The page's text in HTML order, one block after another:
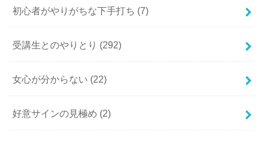
初心者がやりがちな下手打ち (7)
受講生とのやりとり (292)
女心が分からない (22)
好意サインの見極め (2)